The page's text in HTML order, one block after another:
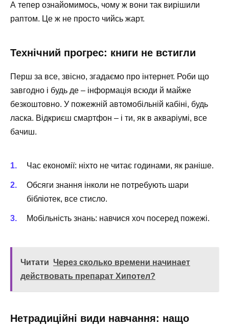
А тепер ознайомимось, чому ж вони так вирішили
раптом. Це ж не просто чийсь жарт.
Технічний прогрес: книги не встигли
Перш за все, звісно, згадаємо про інтернет. Роби що
завгодно і будь де – інформація всюди й майже
безкоштовно. У пожежній автомобільній кабіні, будь
ласка. Відкриєш смартфон – і ти, як в акваріумі, все
бачиш.
Час економії: ніхто не читає годинами, як раніше.
Обсяги знання інколи не потребують шари
бібліотек, все стисло.
Мобільність знань: навчися хоч посеред пожежі.
Читати Через сколько времени начинает
действовать препарат Хипотел?
Нетрадиційні види навчання: нащо